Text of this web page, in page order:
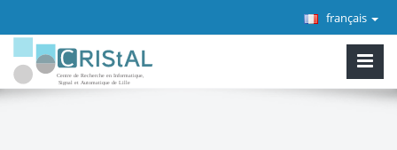
français